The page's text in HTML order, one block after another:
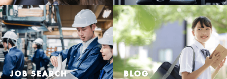
JOB SEARCH BLOG